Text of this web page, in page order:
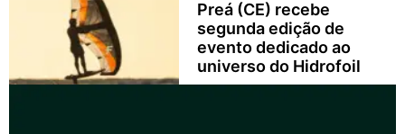
Preá (CE) recebe
segunda edição de
evento dedicado ao
universo do Hidrofoil